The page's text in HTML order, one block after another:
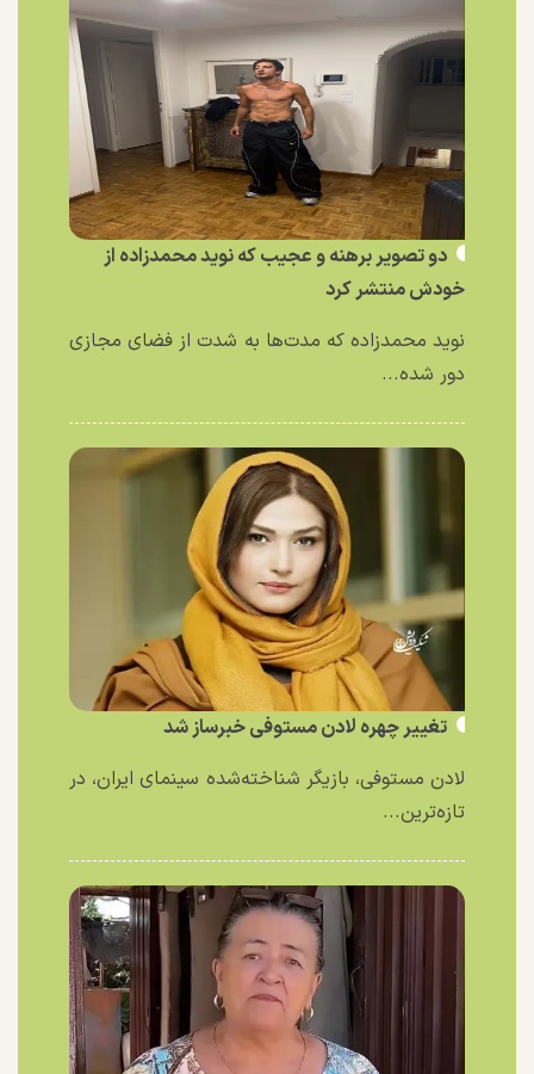
دو تصویر برهنه و عجیب که نوید محمدزاده از
خودش منتشر کرد
نوید محمدزاده که مدت‌ها به شدت از فضای مجازی
دور شده...
تغییر چهره لادن مستوفی خبرساز شد
لادن مستوفی، بازیگر شناخته‌شده سینمای ایران، در
تازه‌ترین...